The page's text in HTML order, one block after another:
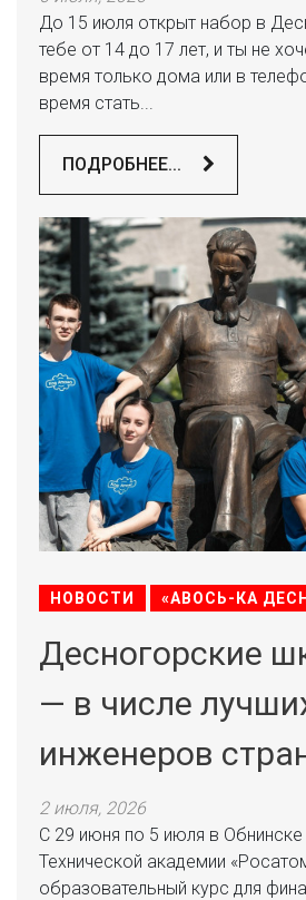
До 15 июля открыт набор в
тебе от 14 до 17 лет, и ты не
время только дома или в
время стать...
ПОДРОБНЕЕ...
НОВОСТИ «АВОСЬ-КА
Десногорские
— в числе
инженеров
2 июля, 2026
С 29 июня по 5 июля в Обнинске
Технической академии
образовательный курс для